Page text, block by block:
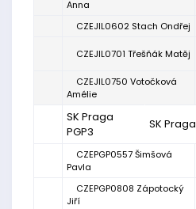
Anna
CZEJIL0602 Stach Ondřej
CZEJIL0701 Třešňák Matěj
CZEJIL0750 Votočková
Amélie
SK Praga
PGP3
SK Praga
CZEPGP0557 Šimšová
Pavla
CZEPGP0808 Zápotocký
Jiří